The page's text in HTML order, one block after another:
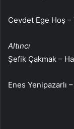
Cevdet Ege Hoş
Altıncı
Şefik Çakmak –
Enes Yenipazarlı